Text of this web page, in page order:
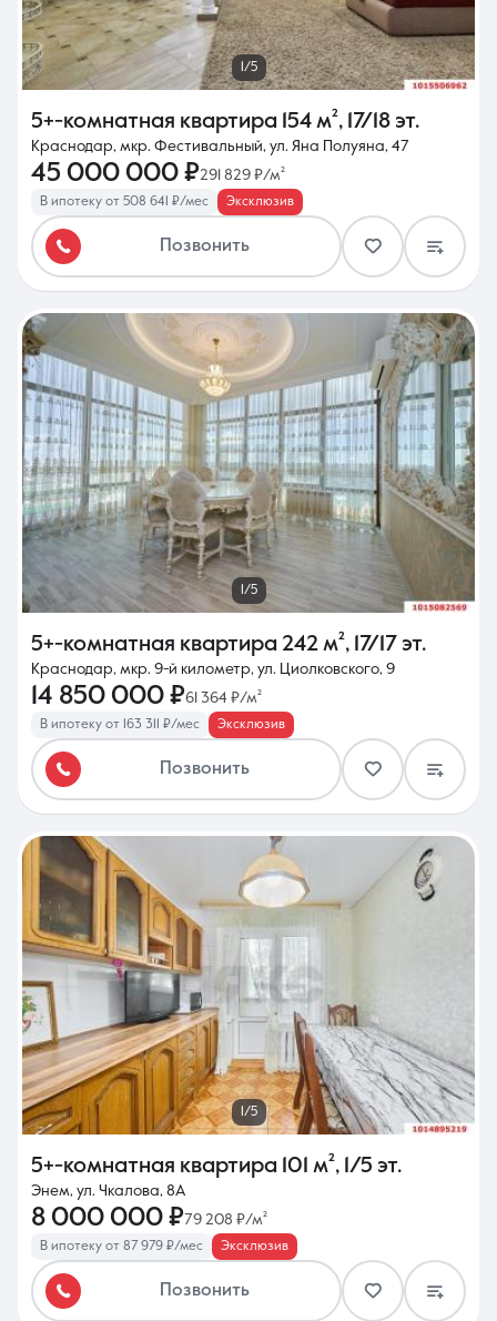
Ежедневно с 08:30 до 20:00
1/5
5+-комнатная квартира 154 м², 17/18 эт.
Краснодар, мкр. Фестивальный, ул. Яна Полуяна, 47
45 000 000 ₽291 829 ₽/м²
В ипотеку от 508 641 ₽/мес Эксклюзив
Позвонить
1/5
5+-комнатная квартира 242 м², 17/17 эт.
Краснодар, мкр. 9-й километр, ул. Циолковского, 9
14 850 000 ₽61 364 ₽/м²
В ипотеку от 163 311 ₽/мес Эксклюзив
Позвонить
1/5
5+-комнатная квартира 101 м², 1/5 эт.
Энем, ул. Чкалова, 8А
8 000 000 ₽79 208 ₽/м²
В ипотеку от 87 979 ₽/мес Эксклюзив
Позвонить